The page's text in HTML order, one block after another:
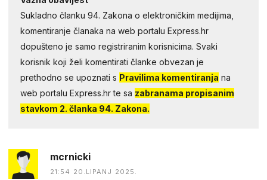
Sukladno članku 94. Zakona o elektroničkim medijima,
komentiranje članaka na web portalu Express.hr
dopušteno je samo registriranim korisnicima. Svaki
korisnik koji želi komentirati članke obvezan je
prethodno se upoznati s Pravilima komentiranja na
web portalu Express.hr te sa zabranama propisanim
stavkom 2. članka 94. Zakona.
mcrnicki
21:54 20.LIPANJ 2025.